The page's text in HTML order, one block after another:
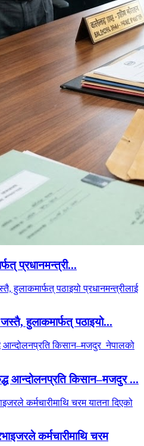
प्रधानमन्त्री...
हुलाकमार्फत् पठाइयो...
आन्दोलनप्रति किसान–मजदुर ...
कर्मचारीमाथि चरम